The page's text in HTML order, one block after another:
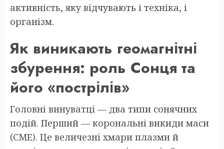
активність, яку відчувають і техніка, і
організм.
Як виникають геомагнітні
збурення: роль Сонця та
його «пострілів»
Головні винуватці — два типи сонячних
подій. Перший — корональні викиди маси
(CME). Це величезні хмари плазми й